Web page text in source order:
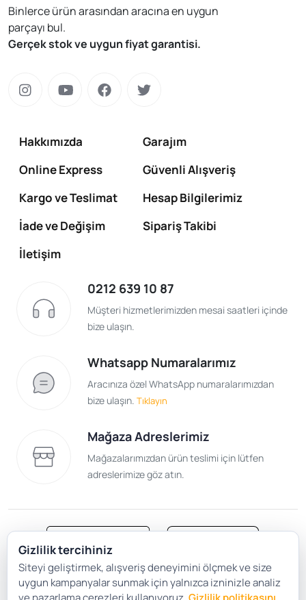
Binlerce ürün arasından aracına en uygun
parçayı bul.
Gerçek stok ve uygun fiyat garantisi.
Hakkımızda
Garajım
Online Express
Güvenli Alışveriş
Kargo ve Teslimat
Hesap Bilgilerimiz
İade ve Değişim
Sipariş Takibi
İletişim
0212 639 10 87
Müşteri hizmetlerimizden mesai saatleri içinde
bize ulaşın.
Whatsapp Numaralarımız
Aracınıza özel WhatsApp numaralarımızdan
bize ulaşın. Tıklayın
Mağaza Adreslerimiz
Mağazalarımızdan ürün teslimi için lütfen
adreslerimize göz atın.
Satış Sözleşmesi
Gizlilik ve Güvenlik
Gizlilik tercihiniz
Siteyi geliştirmek, alışveriş deneyimini ölçmek ve size
uygun kampanyalar sunmak için yalnızca izninizle analiz